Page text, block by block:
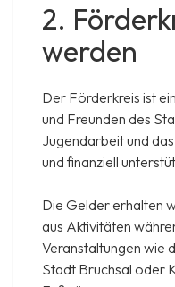
2.
werden
Der Förderkreis ist
und Freunden des
Jugendarbeit und
und finanziell
Die Gelder erhalten
aus Aktivitäten
Veranstaltungen wie
Stadt Bruchsal oder